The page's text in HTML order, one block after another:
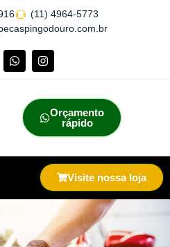
(11) 4964-5773
Orçamento
rápido
Visite nossa loja